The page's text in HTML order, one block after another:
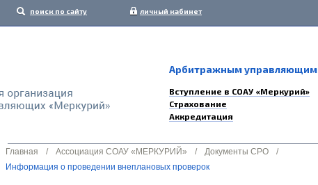
поиск по сайту личный кабинет
Арбитражным управляющим
Вступление в СОАУ «Меркурий»
Страхование
Аккредитация
Главная / Ассоциация СОАУ «МЕРКУРИЙ» / Документы СРО
/
Информация о проведении внеплановых проверок